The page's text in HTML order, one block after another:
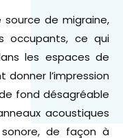
de migraine,
occupants, ce qui
les espaces de
donner l’impression
fond désagréable
acoustiques
de façon à